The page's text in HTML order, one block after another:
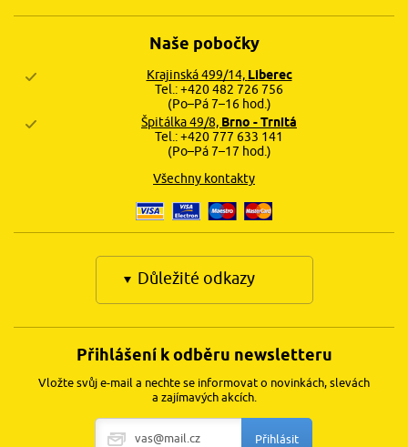
Naše pobočky
Krajinská 499/14, Liberec
Tel.: +420 482 726 756
(Po–Pá 7–16 hod.)
Špitálka 49/8, Brno - Trnitá
Tel.: +420 777 633 141
(Po–Pá 7–17 hod.)
Všechny kontakty
Důležité odkazy
Přihlášení k odběru newsletteru
Vložte svůj e-mail a nechte se informovat o novinkách, slevách
a zajímavých akcích.